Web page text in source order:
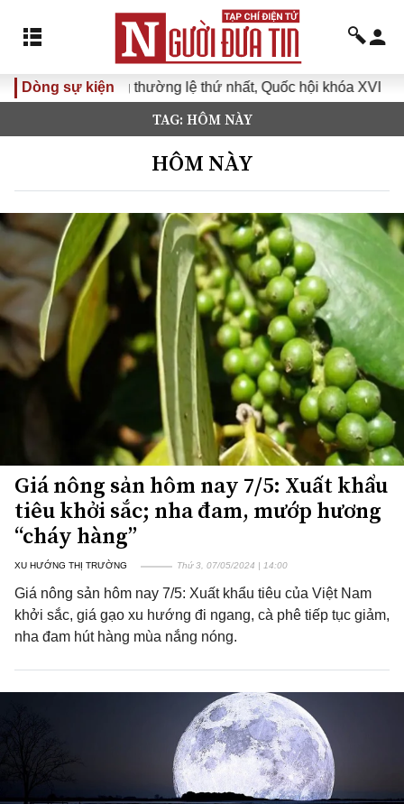
Dòng sự kiện
thường lệ thứ nhất, Quốc hội khóa XVI Đưa Nghị
TAG: HÔM NÀY
HÔM NÀY
Giá nông sản hôm nay 7/5: Xuất khẩu
tiêu khởi sắc; nha đam, mướp hương
“cháy hàng”
XU HƯỚNG THỊ TRƯỜNG Thứ 3, 07/05/2024 | 14:00
Giá nông sản hôm nay 7/5: Xuất khẩu tiêu của Việt Nam
khởi sắc, giá gạo xu hướng đi ngang, cà phê tiếp tục giảm,
nha đam hút hàng mùa nắng nóng.